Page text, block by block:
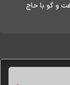
و گو با حاج